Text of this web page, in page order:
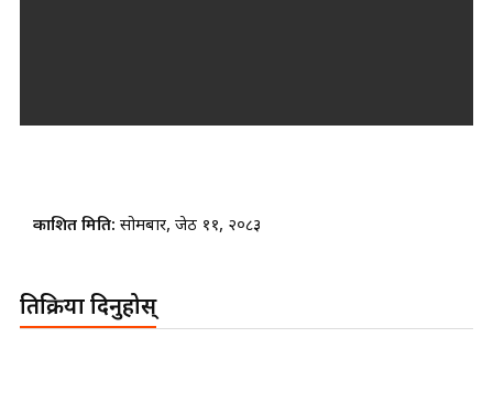
प्रकाशित मिति: सोमबार, जेठ ११, २०८३
प्रतिक्रिया दिनुहोस्